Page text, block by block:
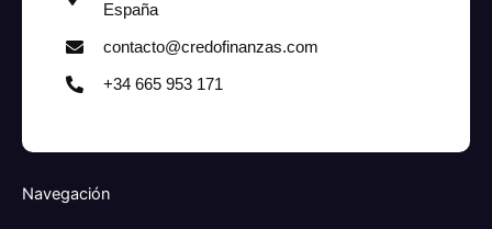
España
contacto@credofinanzas.com
+34 665 953 171
Navegación